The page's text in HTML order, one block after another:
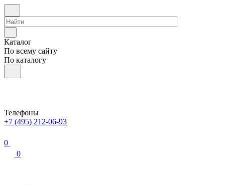
Каталог
По всему сайту
По каталогу
Телефоны
+7 (495) 212-06-93
0
0